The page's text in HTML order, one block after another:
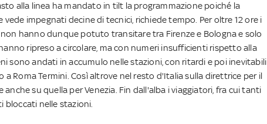
alla linea ha mandato in tilt la programmazione poiché la
vede impegnati decine di tecnici, richiede tempo. Per oltre 12 ore i
non hanno dunque potuto transitare tra Firenze e Bologna e solo
ripreso a circolare, ma con numeri insufficienti rispetto alla
sono andati in accumulo nelle stazioni, con ritardi e poi inevitabili
a Roma Termini. Così altrove nel resto d'Italia sulla direttrice per il
su quella per Venezia. Fin dall'alba i viaggiatori, fra cui tanti
bloccati nelle stazioni.